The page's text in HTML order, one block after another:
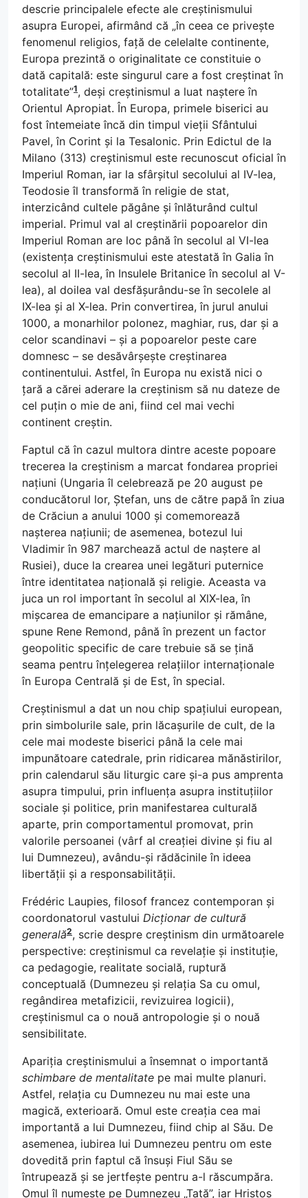
descrie principalele efecte ale creștinismului
asupra Europei, afirmând că „în ceea ce privește
fenomenul religios, față de celelalte continente,
Europa prezintă o originalitate ce constituie o
dată capitală: este singurul care a fost creștinat în
totalitate”1, deși creștinismul a luat naștere în
Orientul Apropiat. În Europa, primele biserici au
fost întemeiate încă din timpul vieții Sfântului
Pavel, în Corint și la Tesalonic. Prin Edictul de la
Milano (313) creștinismul este recunoscut oficial în
Imperiul Roman, iar la sfârșitul secolului al IV-lea,
Teodosie îl transformă în religie de stat,
interzicând cultele păgâne și înlăturând cultul
imperial. Primul val al creștinării popoarelor din
Imperiul Roman are loc până în secolul al VI-lea
(existența creștinismului este atestată în Galia în
secolul al II-lea, în Insulele Britanice în secolul al V-
lea), al doilea val desfășurându-se în secolele al
IX-lea și al X-lea. Prin convertirea, în jurul anului
1000, a monarhilor polonez, maghiar, rus, dar și a
celor scandinavi – și a popoarelor peste care
domnesc – se desăvârșește creștinarea
continentului. Astfel, în Europa nu există nici o
țară a cărei aderare la creștinism să nu dateze de
cel puțin o mie de ani, fiind cel mai vechi
continent creștin.
Faptul că în cazul multora dintre aceste popoare
trecerea la creștinism a marcat fondarea propriei
națiuni (Ungaria îl celebrează pe 20 august pe
conducătorul lor, Ștefan, uns de către papă în ziua
de Crăciun a anului 1000 și comemorează
nașterea națiunii; de asemenea, botezul lui
Vladimir în 987 marchează actul de naștere al
Rusiei), duce la crearea unei legături puternice
între identitatea națională și religie. Aceasta va
juca un rol important în secolul al XlX-lea, în
mișcarea de emancipare a națiunilor și rămâne,
spune Rene Remond, până în prezent un factor
geopolitic specific de care trebuie să se țină
seama pentru înțelegerea relațiilor internaționale
în Europa Centrală și de Est, în special.
Creștinismul a dat un nou chip spațiului european,
prin simbolurile sale, prin lăcașurile de cult, de la
cele mai modeste biserici până la cele mai
impunătoare catedrale, prin ridicarea mănăstirilor,
prin calendarul său liturgic care și-a pus amprenta
asupra timpului, prin influența asupra instituțiilor
sociale și politice, prin manifestarea culturală
aparte, prin comportamentul promovat, prin
valorile persoanei (vârf al creației divine și fiu al
lui Dumnezeu), avându-și rădăcinile în ideea
libertății și a responsabilității.
Frédéric Laupies, filosof francez contemporan și
coordonatorul vastului Dicționar de cultură
generală2, scrie despre creștinism din următoarele
perspective: creștinismul ca revelație și instituție,
ca pedagogie, realitate socială, ruptură
conceptuală (Dumnezeu și relația Sa cu omul,
regândirea metafizicii, revizuirea logicii),
creștinismul ca o nouă antropologie și o nouă
sensibilitate.
Apariția creștinismului a însemnat o importantă
schimbare de mentalitate pe mai multe planuri.
Astfel, relația cu Dumnezeu nu mai este una
magică, exterioară. Omul este creația cea mai
importantă a lui Dumnezeu, fiind chip al Său. De
asemenea, iubirea lui Dumnezeu pentru om este
dovedită prin faptul că însuși Fiul Său se
întrupează și se jertfește pentru a-l răscumpăra.
Omul îl numește pe Dumnezeu „Tată”, iar Hristos